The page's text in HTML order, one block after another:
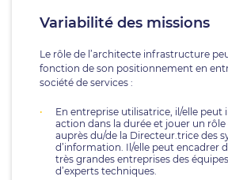
Variabilité des missions
Le rôle de l’architecte infrastructure
fonction de son positionnement en
société de services :
En entreprise utilisatrice, il/elle peut
action dans la durée et jouer un rôle
auprès du/de la Directeur.trice des
d’information. Il/elle peut encadrer
très grandes entreprises des
d’experts techniques.